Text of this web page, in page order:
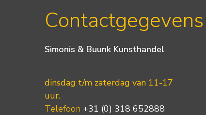
Contactgegevens
Simonis & Buunk Kunsthandel
dinsdag t/m zaterdag van 11-17
uur.
Telefoon +31 (0) 318 652888